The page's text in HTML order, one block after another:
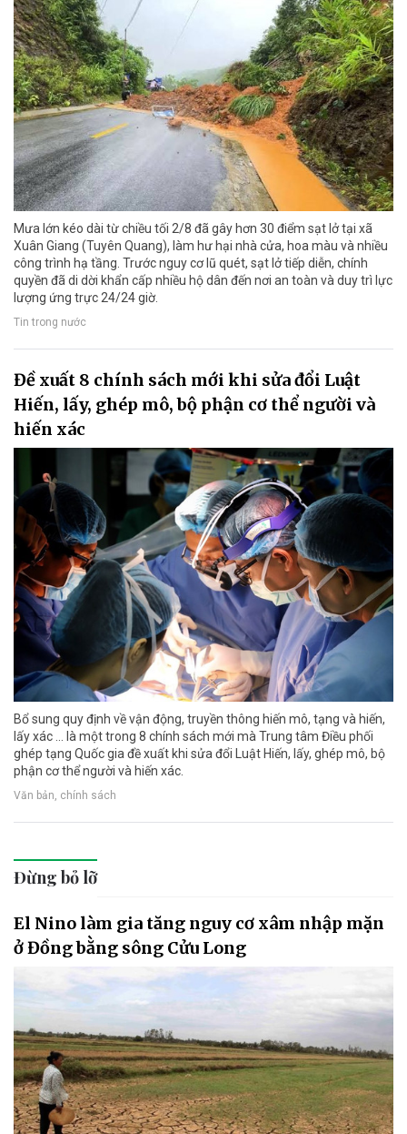
Mưa lớn kéo dài từ chiều tối 2/8 đã gây hơn 30 điểm sạt lở tại xã
Xuân Giang (Tuyên Quang), làm hư hại nhà cửa, hoa màu và nhiều
công trình hạ tầng. Trước nguy cơ lũ quét, sạt lở tiếp diễn, chính
quyền đã di dời khẩn cấp nhiều hộ dân đến nơi an toàn và duy trì lực
lượng ứng trực 24/24 giờ.
Tin trong nước
Đề xuất 8 chính sách mới khi sửa đổi Luật
Hiến, lấy, ghép mô, bộ phận cơ thể người và
hiến xác
Bổ sung quy định về vận động, truyền thông hiến mô, tạng và hiến,
lấy xác ... là một trong 8 chính sách mới mà Trung tâm Điều phối
ghép tạng Quốc gia đề xuất khi sửa đổi Luật Hiến, lấy, ghép mô, bộ
phận cơ thể người và hiến xác.
Văn bản, chính sách
Đừng bỏ lỡ
El Nino làm gia tăng nguy cơ xâm nhập mặn
ở Đồng bằng sông Cửu Long